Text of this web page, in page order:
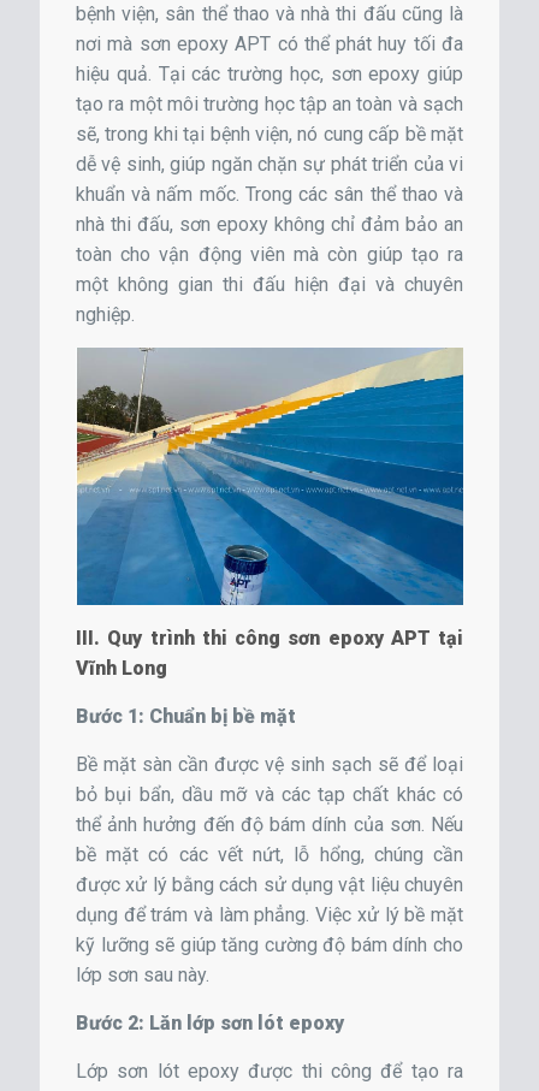
bệnh viện, sân thể thao và nhà thi đấu cũng là
nơi mà sơn epoxy APT có thể phát huy tối đa
hiệu quả. Tại các trường học, sơn epoxy giúp
tạo ra một môi trường học tập an toàn và sạch
sẽ, trong khi tại bệnh viện, nó cung cấp bề mặt
dễ vệ sinh, giúp ngăn chặn sự phát triển của vi
khuẩn và nấm mốc. Trong các sân thể thao và
nhà thi đấu, sơn epoxy không chỉ đảm bảo an
toàn cho vận động viên mà còn giúp tạo ra
một không gian thi đấu hiện đại và chuyên
nghiệp.
III. Quy trình thi công sơn epoxy APT tại
Vĩnh Long
Bước 1: Chuẩn bị bề mặt
Bề mặt sàn cần được vệ sinh sạch sẽ để loại
bỏ bụi bẩn, dầu mỡ và các tạp chất khác có
thể ảnh hưởng đến độ bám dính của sơn. Nếu
bề mặt có các vết nứt, lỗ hổng, chúng cần
được xử lý bằng cách sử dụng vật liệu chuyên
dụng để trám và làm phẳng. Việc xử lý bề mặt
kỹ lưỡng sẽ giúp tăng cường độ bám dính cho
lớp sơn sau này.
Bước 2: Lăn lớp sơn lót epoxy
Lớp sơn lót epoxy được thi công để tạo ra